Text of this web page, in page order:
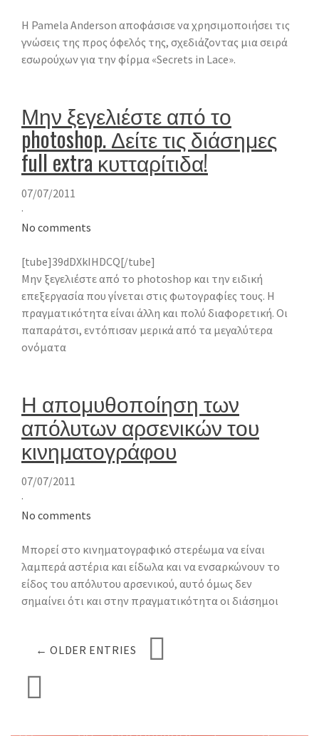
Η Pamela Anderson αποφάσισε να χρησιμοποιήσει τις
γνώσεις της προς όφελός της, σχεδιάζοντας μια σειρά
εσωρούχων για την φίρμα «Secrets in Lace».
Μην ξεγελιέστε από το
photoshop. Δείτε τις διάσημες
full extra κυτταρίτιδα!
07/07/2011
·
No comments
[tube]39dDXkIHDCQ[/tube]
Μην ξεγελιέστε από το photoshop και την ειδική
επεξεργασία που γίνεται στις φωτογραφίες τους. Η
πραγματικότητα είναι άλλη και πολύ διαφορετική. Οι
παπαράτσι, εντόπισαν μερικά από τα μεγαλύτερα
ονόματα
Η απομυθοποίηση των
απόλυτων αρσενικών του
κινηματογράφου
07/07/2011
·
No comments
Μπορεί στο κινηματογραφικό στερέωμα να είναι
λαμπερά αστέρια και είδωλα και να ενσαρκώνουν το
είδος του απόλυτου αρσενικού, αυτό όμως δεν
σημαίνει ότι και στην πραγματικότητα οι διάσημοι
← OLDER ENTRIES